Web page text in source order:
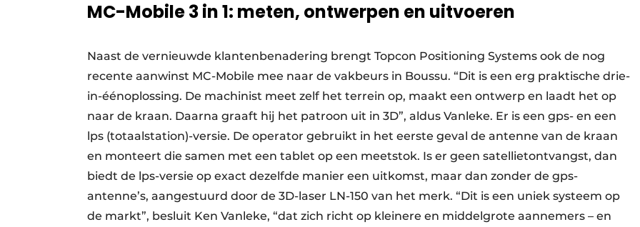
MC-Mobile 3 in 1: meten, ontwerpen en uitvoeren
Naast de vernieuwde klantenbenadering brengt Topcon Positioning Systems ook de nog
recente aanwinst MC-Mobile mee naar de vakbeurs in Boussu. “Dit is een erg praktische drie-
in-éénoplossing. De machinist meet zelf het terrein op, maakt een ontwerp en laadt het op
naar de kraan. Daarna graaft hij het patroon uit in 3D”, aldus Vanleke. Er is een gps- en een
lps (totaalstation)-versie. De operator gebruikt in het eerste geval de antenne van de kraan
en monteert die samen met een tablet op een meetstok. Is er geen satellietontvangst, dan
biedt de lps-versie op exact dezelfde manier een uitkomst, maar dan zonder de gps-
antenne’s, aangestuurd door de 3D-laser LN-150 van het merk. “Dit is een uniek systeem op
de markt”, besluit Ken Vanleke, “dat zich richt op kleinere en middelgrote aannemers – en